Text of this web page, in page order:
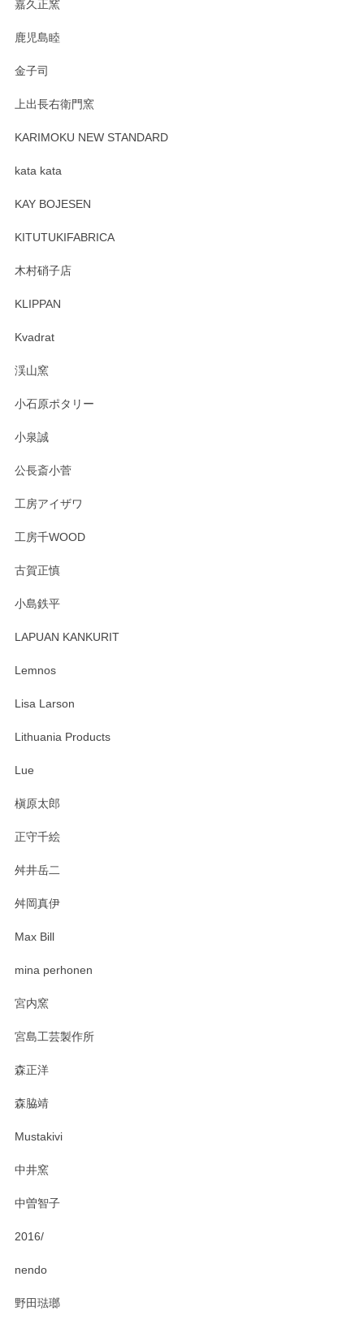
が、 しっかり梱包されていたので割れてはないと思います。
頂き誠にありがとうございます。 そしてレビュ
しくお願いいたします。
淡いグリーンのカラーがとても可愛いです❤️ ありがとうござ
す。 素敵な湯呑みでとても気に入りました。 発送も早く、
たm(_)m
います。無事に届いたようで安心いたしまし
おかけしました。 ありがとうございます。
嘉久正窯
鹿児島睦
金子司
上出長右衛門窯
KARIMOKU NEW STANDARD
kata kata
KAY BOJESEN
KITUTUKIFABRICA
木村硝子店
KLIPPAN
Kvadrat
渓山窯
小石原ポタリー
小泉誠
公長斎小菅
工房アイザワ
工房千WOOD
古賀正慎
小島鉄平
LAPUAN KANKURIT
Lemnos
Lisa Larson
Lithuania Products
Lue
槇原太郎
正守千絵
舛井岳二
舛岡真伊
Max Bill
mina perhonen
宮内窯
宮島工芸製作所
森正洋
森脇靖
Mustakivi
中井窯
中曽智子
2016/
nendo
野田琺瑯